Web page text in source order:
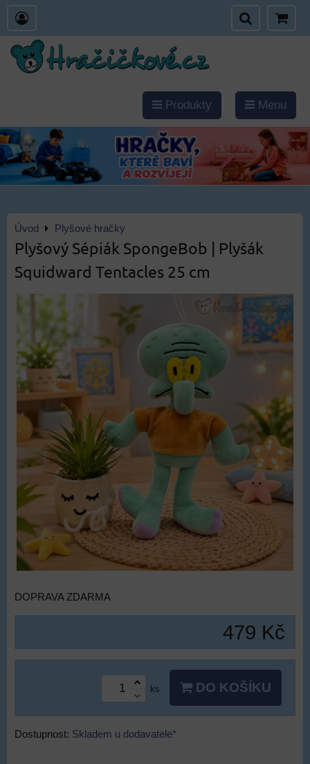
Produkty Menu
Úvod Plyšové hračky
Plyšový Sépiák SpongeBob | Plyšák
Squidward Tentacles 25 cm
DOPRAVA ZDARMA
479 Kč
ks DO KOŠÍKU
Dostupnost: Skladem u dodavatele*